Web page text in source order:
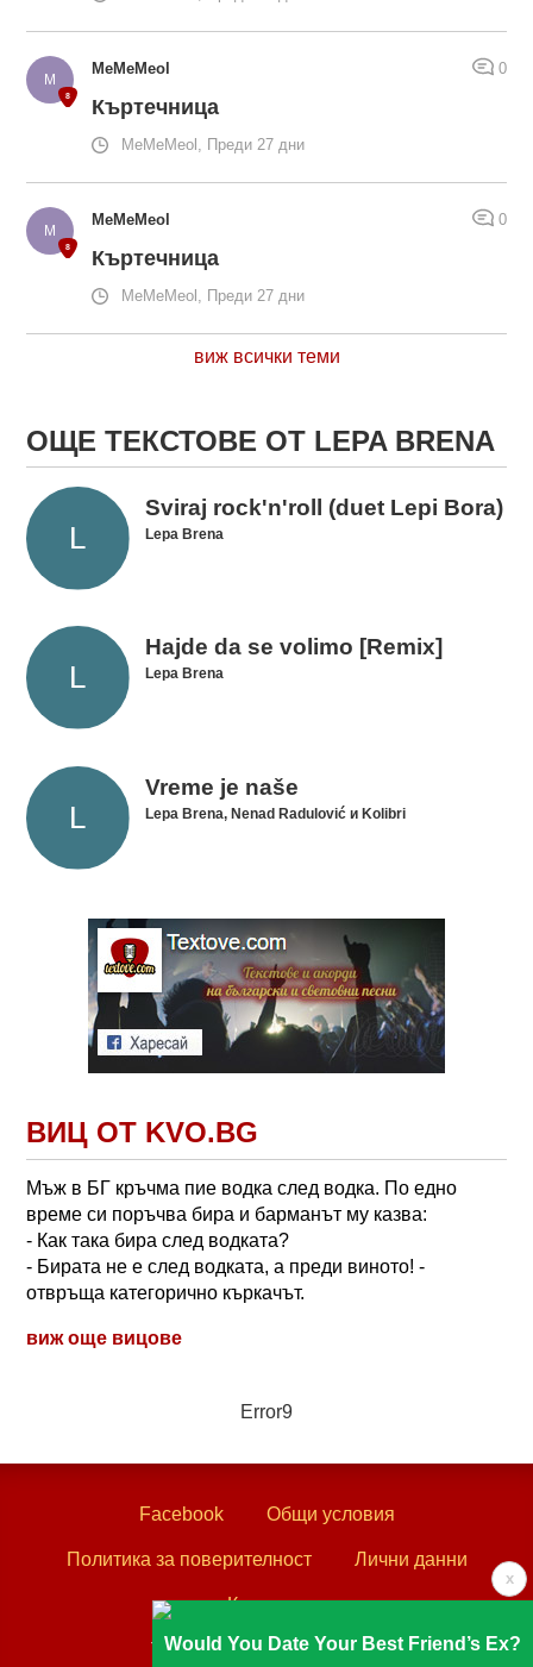
MeMeMeol 0
Къртечница
MeMeMeol, Преди 27 дни
MeMeMeol 0
Къртечница
MeMeMeol, Преди 27 дни
виж всички теми
ОЩЕ ТЕКСТОВЕ ОТ LEPA BRENA
Sviraj rock'n'roll (duet Lepi Bora)
Lepa Brena
Hajde da se volimo [Remix]
Lepa Brena
Vreme je naše
Lepa Brena, Nenad Radulović и Kolibri
ВИЦ ОТ KVO.BG
Мъж в БГ кръчма пие водка след водка. По едно
време си поръчва бира и барманът му казва:
- Как така бира след водката?
- Бирата не е след водката, а преди виното! -
отвръща категорично къркачът.
виж още вицове
Error9
x
Would You Date Your Best Friend’s Ex?
Facebook Общи условия
Политика за поверителност Лични данни
Контакти
Textove.com © 2003 - 2026